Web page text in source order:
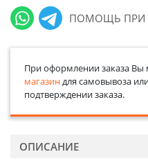
ПОМОЩЬ ПРИ
При оформлении заказа Вы
магазиндля самовывоза
подтверждении заказа.
ОПИСАНИЕ